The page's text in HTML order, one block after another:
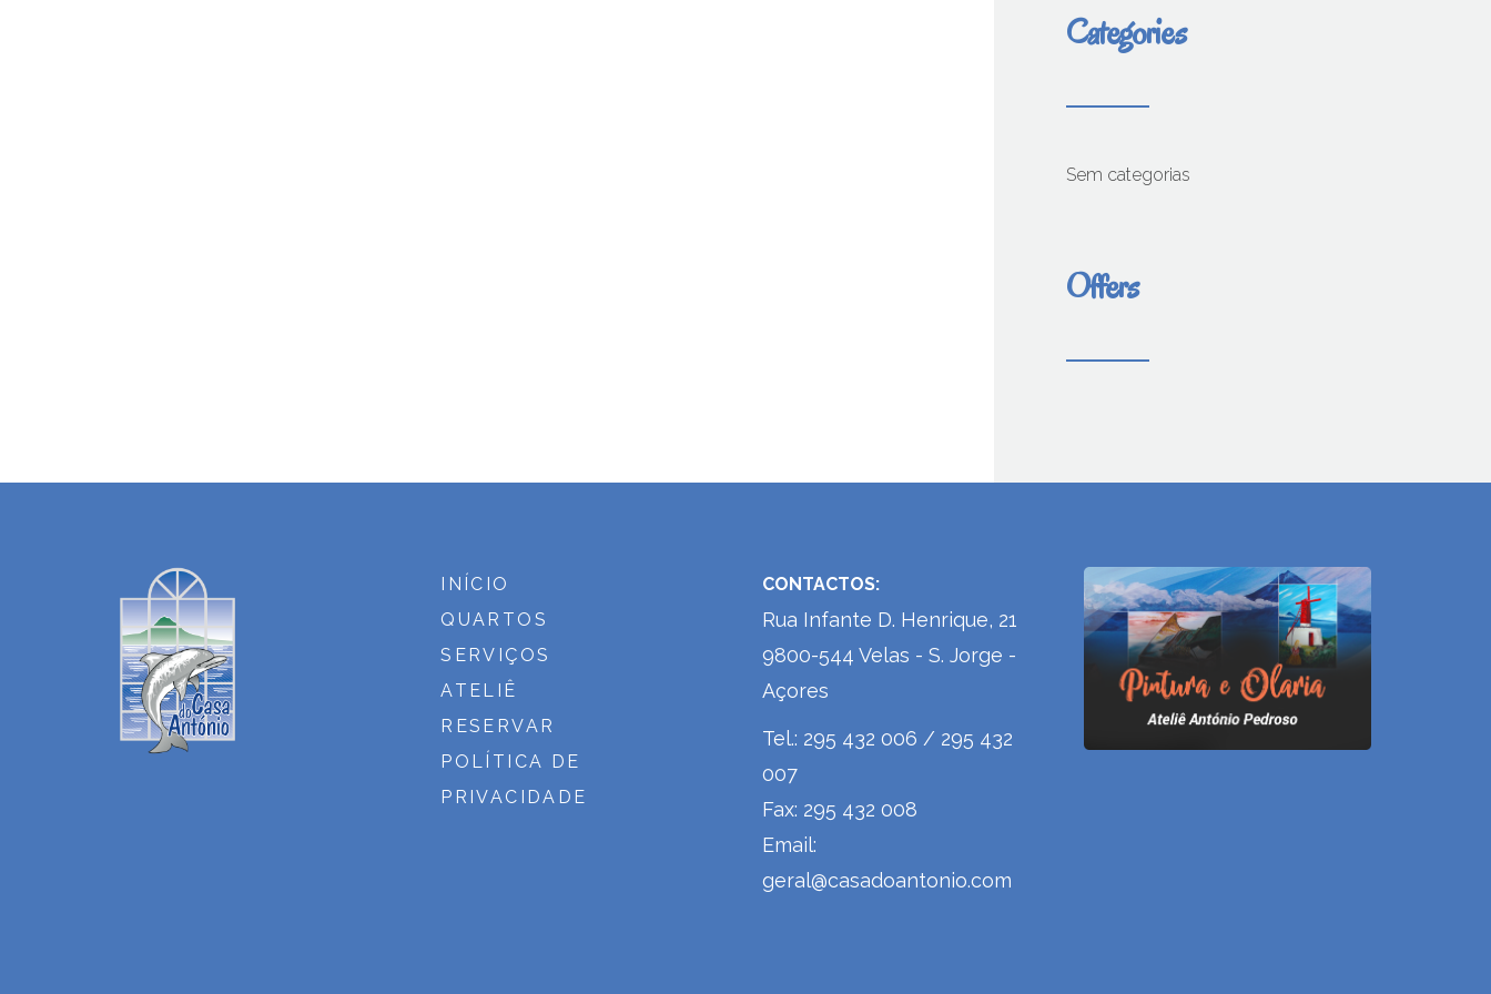
Categories
Sem categorias
Offers
INÍCIO
QUARTOS
SERVIÇOS
ATELIÊ
RESERVAR
POLÍTICA DE
PRIVACIDADE
CONTACTOS:
Rua Infante D. Henrique, 21
9800-544 Velas - S. Jorge -
Açores
Tel.: 295 432 006 / 295 432
007
Fax: 295 432 008
Email:
geral@casadoantonio.com